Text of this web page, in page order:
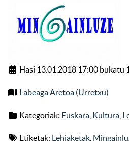
Hasi 13.01.2018 17:00 bukatu
Labeaga Aretoa (Urretxu)
Kategoriak: Euskara Kultura
Etiketak: Lehiaketak